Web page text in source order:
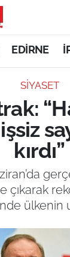
EDİRNE
SİYASET
kırdı”
çıkarak
ülkenin